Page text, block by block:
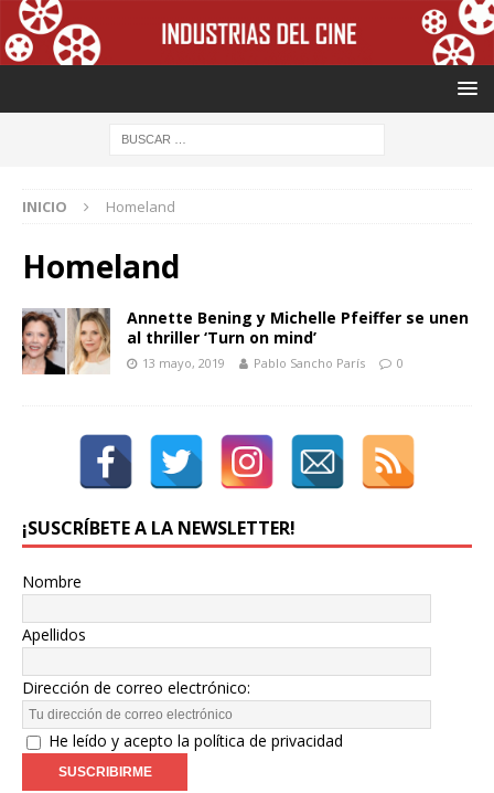
INICIO Homeland
Homeland
Annette Bening y Michelle Pfeiffer se unen
al thriller ‘Turn on mind’
13 mayo, 2019 Pablo Sancho París 0
¡SUSCRÍBETE A LA NEWSLETTER!
Nombre
Apellidos
Dirección de correo electrónico:
He leído y acepto la política de privacidad